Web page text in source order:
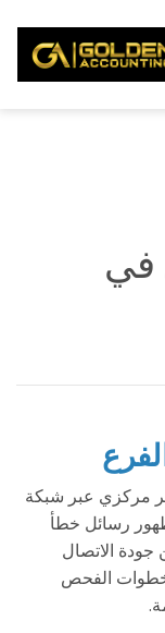
في
مركزي عبر شبكة
رسائل خطأ
جودة الاتصال
الفحص
.